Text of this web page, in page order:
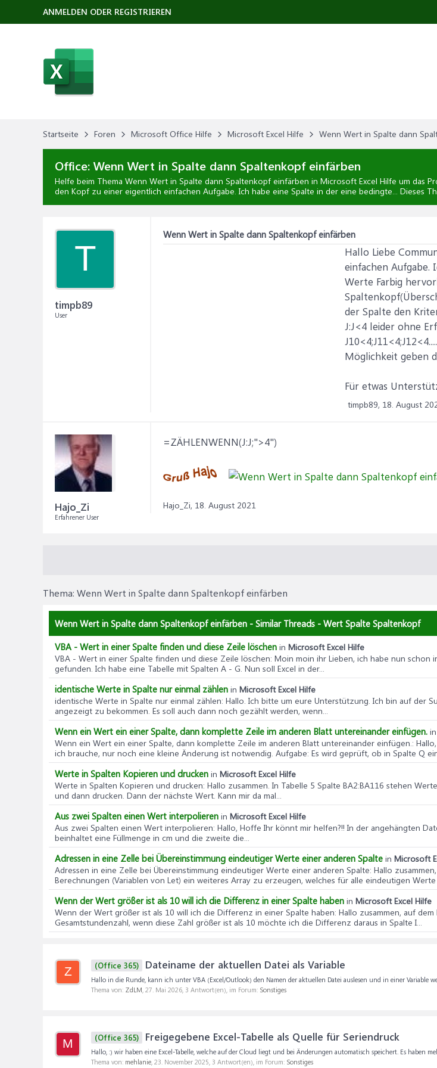
Startseite Foren Microsoft Office Hilfe Microsoft Excel Hilfe Wenn Wert in Spalte dann
Office:Wenn Wert in Spalte dann Spaltenkopf einfärben
Helfe beim Thema Wenn Wert in Spalte dann Spaltenkopf einfärben in Microsoft Excel Hilfe um das
den Kopf zu einer eigentlich einfachen Aufgabe. Ich habe eine Spalte in der eine bedingte... Dieses
T
timpb89
User
Wenn Wert in Spalte dann Spaltenkopf einfärben
Hallo Liebe
einfachen Aufgabe.
Werte Farbig
der Spalte den
J:J<4 leider ohne
Möglichkeit geben
Für etwas
timpb89, 18. August
Hajo_Zi
Erfahrener User
=ZÄHLENWENN(J:J;">4")
Hajo_Zi, 18. August 2021
Thema: Wenn Wert in Spalte dann Spaltenkopf einfärben
Wenn Wert in Spalte dann Spaltenkopf einfärben - Similar Threads - Wert Spalte Spaltenkopf
VBA - Wert in einer Spalte finden und diese Zeile löschen in Microsoft Excel Hilfe
VBA - Wert in einer Spalte finden und diese Zeile löschen: Moin moin ihr Lieben, ich habe nun schon
gefunden. Ich habe eine Tabelle mit Spalten A - G. Nun soll Excel in der...
identische Werte in Spalte nur einmal zählen in Microsoft Excel Hilfe
identische Werte in Spalte nur einmal zählen: Hallo. Ich bitte um eure Unterstützung. Ich bin auf der
angezeigt zu bekommen. Es soll auch dann noch gezählt werden, wenn...
Wenn ein Wert ein einer Spalte, dann komplette Zeile im anderen Blatt untereinander einfügen. in
Wenn ein Wert ein einer Spalte, dann komplette Zeile im anderen Blatt untereinander einfügen.:
ich brauche, nur noch eine kleine Änderung ist notwendig. Aufgabe: Es wird geprüft, ob in Spalte Q
Werte in Spalten Kopieren und drucken in Microsoft Excel Hilfe
Werte in Spalten Kopieren und drucken: Hallo zusammen. In Tabelle 5 Spalte BA2:BA116 stehen
und dann drucken. Dann der nächste Wert. Kann mir da mal...
Aus zwei Spalten einen Wert interpolieren in Microsoft Excel Hilfe
Aus zwei Spalten einen Wert interpolieren: Hallo, Hoffe Ihr könnt mir helfen?!! In der angehängten
beinhaltet eine Füllmenge in cm und die zweite die...
Adressen in eine Zelle bei Übereinstimmung eindeutiger Werte einer anderen Spalte in Microsoft
Adressen in eine Zelle bei Übereinstimmung eindeutiger Werte einer anderen Spalte: Hallo
Berechnungen (Variablen von Let) ein weiteres Array zu erzeugen, welches für alle eindeutigen Werte
Wenn der Wert größer ist als 10 will ich die Differenz in einer Spalte haben in Microsoft Excel Hilfe
Wenn der Wert größer ist als 10 will ich die Differenz in einer Spalte haben: Hallo zusammen, auf
Gesamtstundenzahl, wenn diese Zahl größer ist als 10 möchte ich die Differenz daraus in Spalte I...
Z (Office 365) Dateiname der aktuellen Datei als Variable
Hallo in die Runde, kann ich unter VBA (Excel/Outlook) den Namen der aktuellen Datei auslesen und in einer Variable
Thema von: ZdLM, 27. Mai 2026, 3 Antwort(en), im Forum: Sonstiges
M (Office 365) Freigegebene Excel-Tabelle als Quelle für Seriendruck
Hallo, :) wir haben eine Excel-Tabelle, welche auf der Cloud liegt und bei Änderungen automatisch speichert. Es haben
Thema von: mehlanie, 23. November 2025, 3 Antwort(en), im Forum: Sonstiges
ANMELDEN ODER REGISTRIEREN